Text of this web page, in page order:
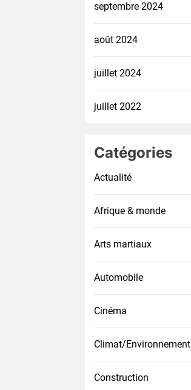
septembre 2024
août 2024
juillet 2024
juillet 2022
Catégories
Actualité
Afrique & monde
Arts martiaux
Automobile
Cinéma
Climat/Environnement
Construction